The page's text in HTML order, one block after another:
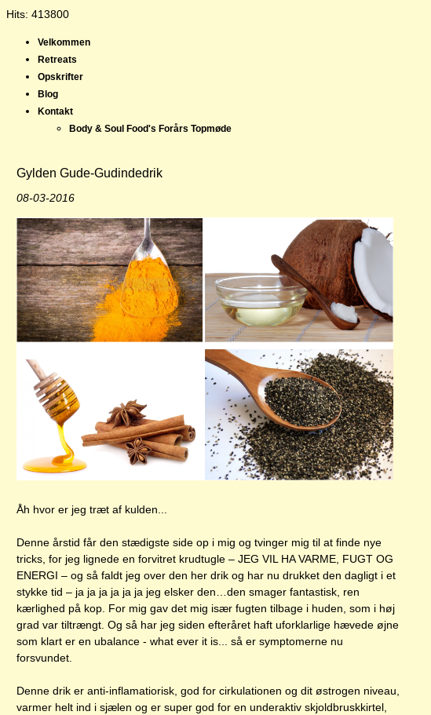
Hits: 413800
Velkommen
Retreats
Opskrifter
Blog
Kontakt
Body & Soul Food's Forårs Topmøde
Gylden Gude-Gudindedrik
08-03-2016
Åh hvor er jeg træt af kulden...
Denne årstid får den stædigste side op i mig og tvinger mig til at finde nye
tricks, for jeg lignede en forvitret krudtugle – JEG VIL HA VARME, FUGT OG
ENERGI – og så faldt jeg over den her drik og har nu drukket den dagligt i et
stykke tid – ja ja ja ja ja ja jeg elsker den…den smager fantastisk, ren
kærlighed på kop. For mig gav det mig især fugten tilbage i huden, som i høj
grad var tiltrængt. Og så har jeg siden efteråret haft uforklarlige hævede øjne
som klart er en ubalance - what ever it is... så er symptomerne nu
forsvundet.
Denne drik er anti-inflamatiorisk, god for cirkulationen og dit østrogen niveau,
varmer helt ind i sjælen og er super god for en underaktiv skjoldbruskkirtel,